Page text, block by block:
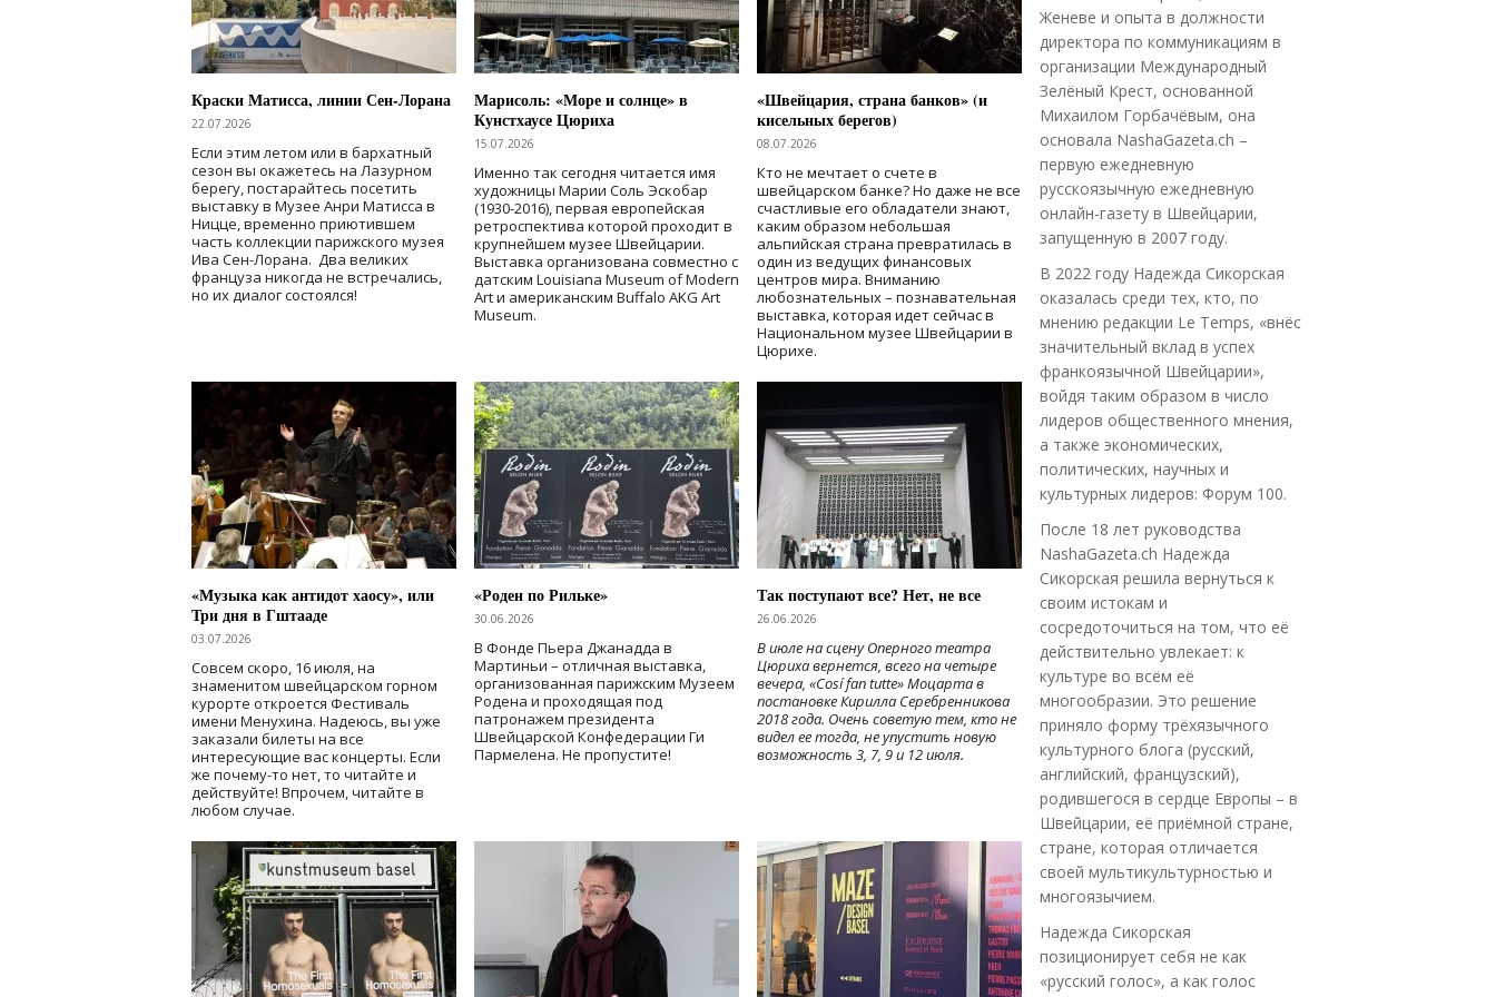
Краски Матисса, линии Сен-Лорана
22.07.2026
Если этим летом или в бархатный
сезон вы окажетесь на Лазурном
берегу, постарайтесь посетить
выставку в Музее Анри Матисса в
Ницце, временно приютившем
часть коллекции парижского музея
Ива Сен-Лорана. Два великих
француза никогда не встречались,
но их диалог состоялся!
Марисоль: «Море и солнце» в
Кунстхаусе Цюриха
15.07.2026
Именно так сегодня читается имя
художницы Марии Соль Эскобар
(1930-2016), первая европейская
ретроспектива которой проходит в
крупнейшем музее Швейцарии.
Выставка организована совместно с
датским Louisiana Museum of Modern
Art и американским Buffalo AKG Art
Museum.
«Швейцария, страна банков» (и
кисельных берегов)
08.07.2026
Кто не мечтает о счете в
швейцарском банке? Но даже не все
счастливые его обладатели знают,
каким образом небольшая
альпийская страна превратилась в
один из ведущих финансовых
центров мира. Вниманию
любознательных – познавательная
выставка, которая идет сейчас в
Национальном музее Швейцарии в
Цюрихе.
«Музыка как антидот хаосу», или
Три дня в Гштааде
03.07.2026
Совсем скоро, 16 июля, на
знаменитом швейцарском горном
курорте откроется Фестиваль
имени Менухина. Надеюсь, вы уже
заказали билеты на все
интересующие вас концерты. Если
же почему-то нет, то читайте и
действуйте! Впрочем, читайте в
любом случае.
«Роден по Рильке»
30.06.2026
В Фонде Пьера Джанадда в
Мартиньи – отличная выставка,
организованная парижским Музеем
Родена и проходящая под
патронажем президента
Швейцарской Конфедерации Ги
Пармелена. Не пропустите!
Так поступают все? Нет, не все
26.06.2026
В июле на сцену Оперного театра
Цюриха вернется, всего на четыре
вечера, «Cosí fan tutte» Моцарта в
постановке Кирилла Серебренникова
2018 года. Очень советую тем, кто не
видел ее тогда, не упустить новую
возможность 3, 7, 9 и 12 июля.
Женеве и опыта в должности
директора по коммуникациям в
организации Международный
Зелёный Крест, основанной
Михаилом Горбачёвым, она
основала NashaGazeta.ch –
первую ежедневную
русскоязычную ежедневную
онлайн-газету в Швейцарии,
запущенную в 2007 году.
В 2022 году Надежда Сикорская
оказалась среди тех, кто, по
мнению редакции Le Temps, «внёс
значительный вклад в успех
франкоязычной Швейцарии»,
войдя таким образом в число
лидеров общественного мнения,
а также экономических,
политических, научных и
культурных лидеров: Форум 100.
После 18 лет руководства
NashaGazeta.ch Надежда
Сикорская решила вернуться к
своим истокам и
сосредоточиться на том, что её
действительно увлекает: к
культуре во всём её
многообразии. Это решение
приняло форму трёхязычного
культурного блога (русский,
английский, французский),
родившегося в сердце Европы – в
Швейцарии, её приёмной стране,
стране, которая отличается
своей мультикультурностью и
многоязычием.
Надежда Сикорская
позиционирует себя не как
«русский голос», а как голос